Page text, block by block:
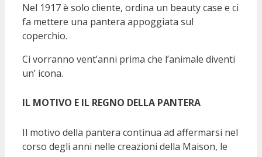
Nel 1917 è solo cliente, ordina un beauty case e ci
fa mettere una pantera appoggiata sul
coperchio.
Ci vorranno vent’anni prima che l’animale diventi
un’ icona.
IL MOTIVO E IL REGNO DELLA PANTERA
Il motivo della pantera continua ad affermarsi nel
corso degli anni nelle creazioni della Maison, le